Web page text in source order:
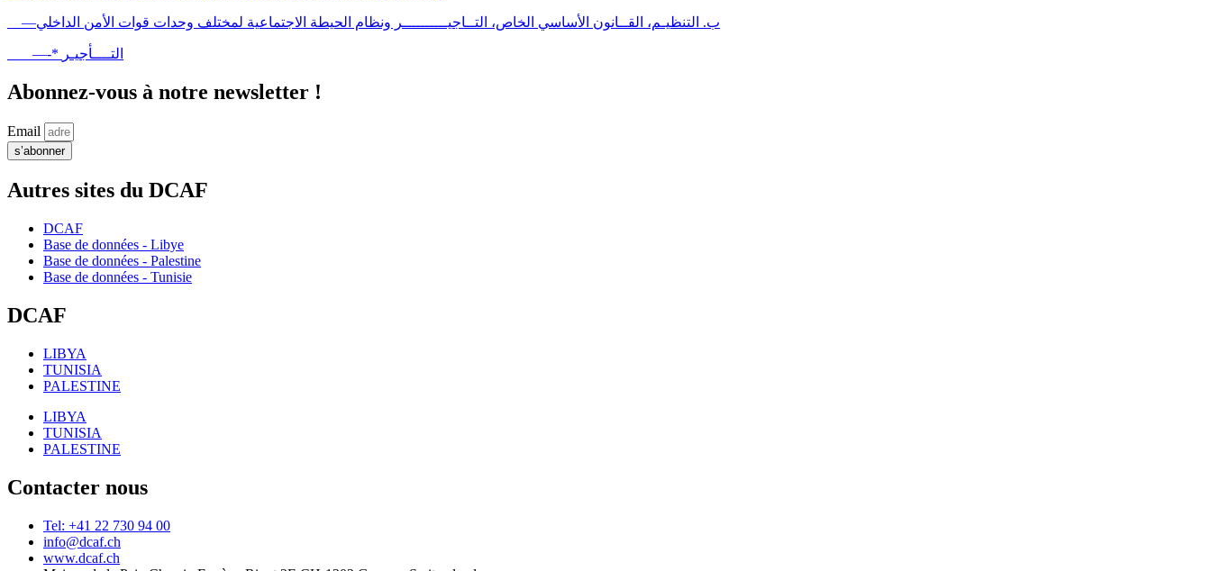
—ب. التنظيـم، القــانون الأساسي الخاص، التــاجيــــــــــر ونظام الحيطة الاجتماعية لمختلف وحدات قوات الأمن الداخلي
—-* التــــأجيـر
Abonnez-vous à notre newsletter !
Email
s’abonner
Autres sites du DCAF
DCAF
Base de données - Libye
Base de données - Palestine
Base de données - Tunisie
DCAF
LIBYA
TUNISIA
PALESTINE
LIBYA
TUNISIA
PALESTINE
Contacter nous
Tel: +41 22 730 94 00
info@dcaf.ch
www.dcaf.ch